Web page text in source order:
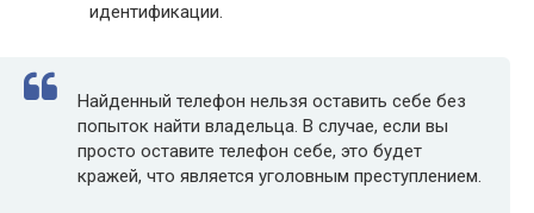
идентификации.
Найденный телефон нельзя оставить себе без
попыток найти владельца. В случае, если вы
просто оставите телефон себе, это будет
кражей, что является уголовным преступлением.